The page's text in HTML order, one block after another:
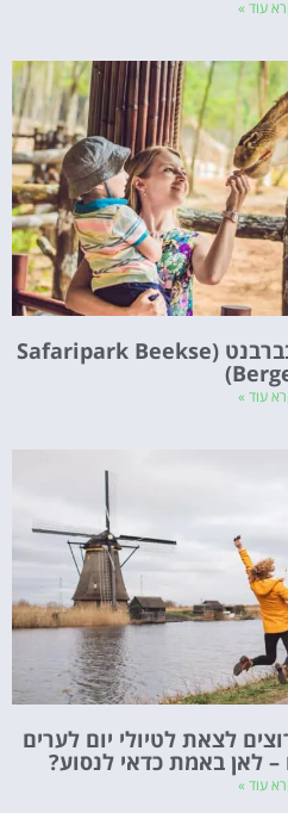
עוד »
ספארי פארק ביקס ברגן בברבנט (Safaripark Beekse
עוד »
לצאת לטיולי יום לערים
– לאן באמת כדאי לנסוע?
עוד »